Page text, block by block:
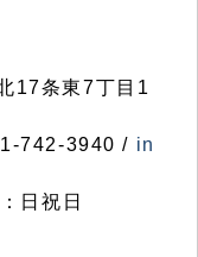
17条東7丁目1
742-3940 / in
日祝日